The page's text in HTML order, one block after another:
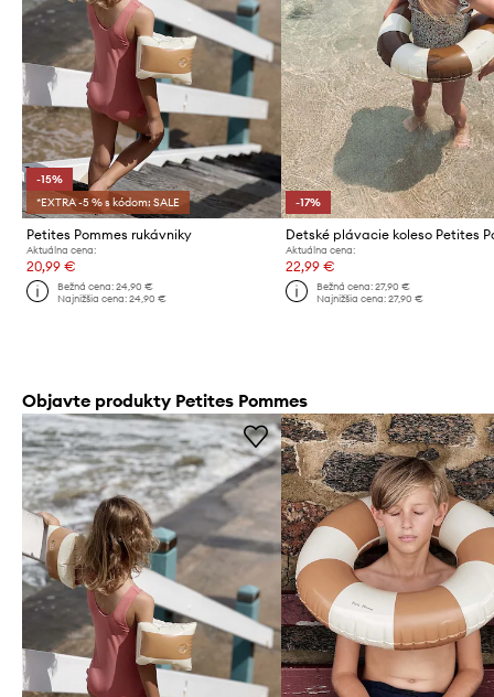
-15%
*EXTRA -5 % s kódom: SALE
Petites Pommes rukávniky
Aktuálna cena:
20,99 €
Bežná cena:24,90 €
Najnižšia cena:24,90 €
-17%
Aktuálna cena:
22,99 €
Bežná cena: 27,90 €
Najnižšia cena: 27,90 €
Objavte produkty Petites Pommes